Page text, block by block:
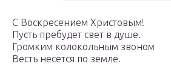
С Воскресением Христовым!
Пусть пребудет свет в душе.
Громким колокольным звоном
Весть несется по земле.